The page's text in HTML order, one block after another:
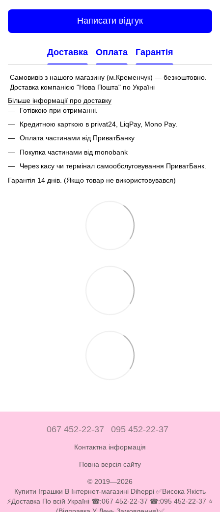
Написати відгук
Доставка Оплата Гарантія
Самовивіз з нашого магазину (м.Кременчук) — безкоштовно.
Доставка компанією "Нова Пошта" по Україні
Більше інформації про доставку
Готівкою при отриманні.
Кредитною карткою в privat24, LiqPay, Mono Pay.
Оплата частинами від ПриватБанку
Покупка частинами від monobank
Через касу чи термінал самообслуговування ПриватБанк.
Гарантія 14 днів. (Якщо товар не використовувався)
067 452-22-37 095 452-22-37
Контактна інформація
Повна версія сайту
© 2019—2026
Купити Іграшки В Інтернет-магазині Diheppi ✅Висока Якість
⚡Доставка По всій Україні ☎:067 452-22-37 ☎:095 452-22-37 ⭐